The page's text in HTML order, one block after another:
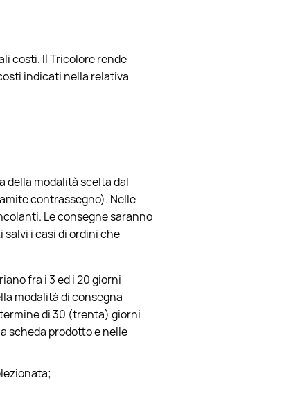
costi. Il Tricolore rende
indicati nella relativa
della modalità scelta dal
contrassegno). Nelle
Le consegne saranno
i casi di ordini che
fra i 3 ed i 20 giorni
modalità di consegna
di 30 (trenta) giorni
scheda prodotto e nelle